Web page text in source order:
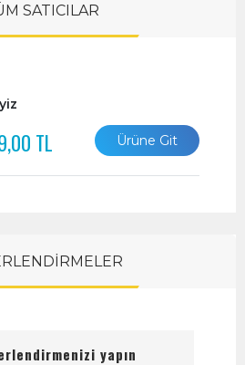
SATICILAR
TL Ürüne Git
yapın